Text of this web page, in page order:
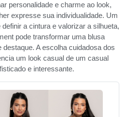
personalidade e charme ao look,
expresse sua individualidade. Um
a cintura e valorizar a silhueta,
pode transformar uma blusa
A escolha cuidadosa dos
um look casual de um casual
e interessante.